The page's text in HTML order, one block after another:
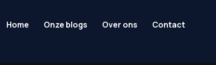
Home Onze blogs Over ons Contact